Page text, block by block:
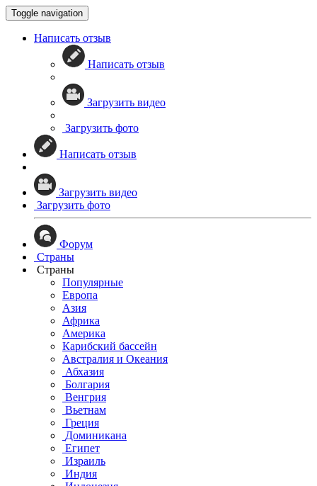
Toggle navigation
Написать отзыв
Написать отзыв
Загрузить видео
Загрузить фото
Написать отзыв
Загрузить видео
Загрузить фото
Форум
Страны
Страны
Популярные
Европа
Азия
Африка
Америка
Карибский бассейн
Австралия и Океания
Абхазия
Болгария
Венгрия
Вьетнам
Греция
Доминикана
Египет
Израиль
Индия